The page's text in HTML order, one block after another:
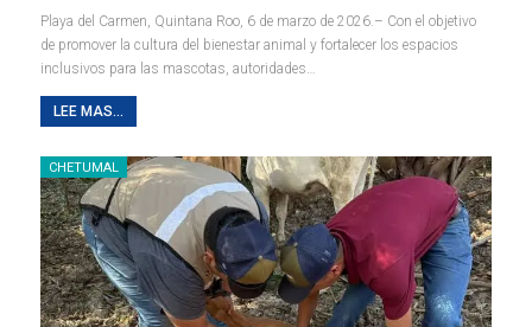
Playa del Carmen, Quintana Roo, 6 de marzo de 2026.– Con el objetivo
de promover la cultura del bienestar animal y fortalecer los espacios
inclusivos para las mascotas, autoridades…
LEE MAS...
CHETUMAL